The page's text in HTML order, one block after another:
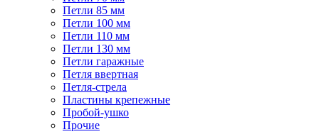
Петли 85 мм
Петли 100 мм
Петли 110 мм
Петли 130 мм
Петли гаражные
Петля ввертная
Петля-стрела
Пластины крепежные
Пробой-ушко
Прочие